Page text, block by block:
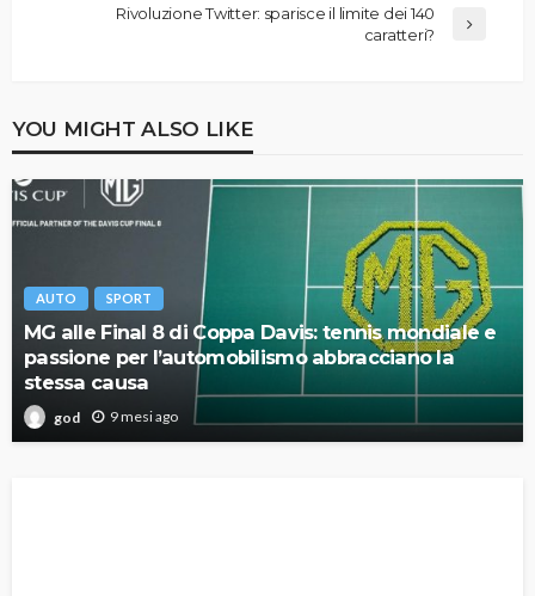
Rivoluzione Twitter: sparisce il limite dei 140
caratteri?
YOU MIGHT ALSO LIKE
AUTO SPORT
MG alle Final 8 di Coppa Davis: tennis mondiale e
passione per l’automobilismo abbracciano la
stessa causa
god 9 mesi ago